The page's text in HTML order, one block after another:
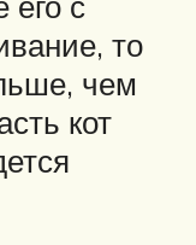
то
чем
кот